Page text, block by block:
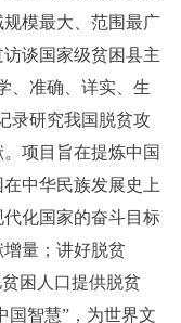
模最大、范围最广
谈国家级贫困县主
、准确、详实、生
录研究我国脱贫攻
项目旨在提炼中国
中华民族发展史上
化国家的奋斗目标
量；讲好脱贫
困人口提供脱贫
国智慧”，为世界文